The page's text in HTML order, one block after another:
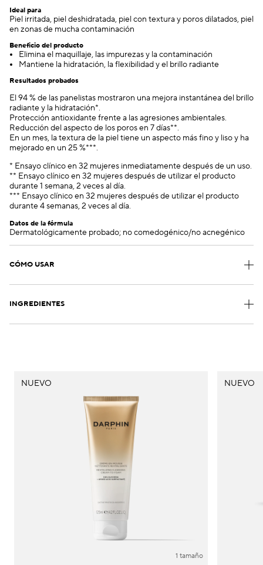
Ideal para
Piel irritada, piel deshidratada, piel con textura y poros dilatados, piel
en zonas de mucha contaminación
Beneficio del producto
Elimina el maquillaje, las impurezas y la contaminación
Mantiene la hidratación, la flexibilidad y el brillo radiante
Resultados probados
El 94 % de las panelistas mostraron una mejora instantánea del brillo
radiante y la hidratación*.
Protección antioxidante frente a las agresiones ambientales.
Reducción del aspecto de los poros en 7 días**.
En un mes, la textura de la piel tiene un aspecto más fino y liso y ha
mejorado en un 25 %***.
* Ensayo clínico en 32 mujeres inmediatamente después de un uso.
** Ensayo clínico en 32 mujeres después de utilizar el producto
durante 1 semana, 2 veces al día.
*** Ensayo clínico en 32 mujeres después de utilizar el producto
durante 4 semanas, 2 veces al día.
Datos de la fórmula
Dermatológicamente probado; no comedogénico/no acnegénico
CÓMO USAR
INGREDIENTES
NUEVO
1 tamaño
NUEVO